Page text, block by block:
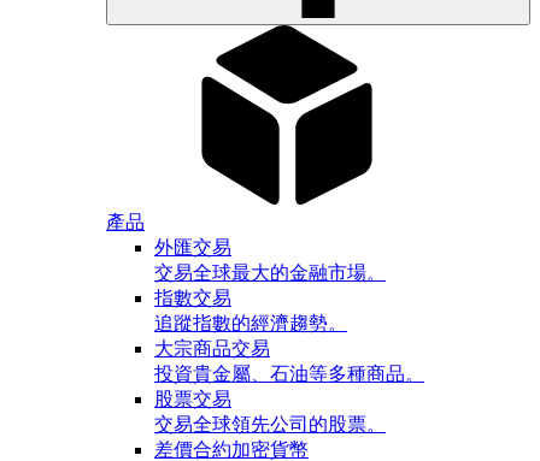
產品
外匯交易
交易全球最大的金融市場。
指數交易
追蹤指數的經濟趨勢。
大宗商品交易
投資貴金屬、石油等多種商品。
股票交易
交易全球領先公司的股票。
差價合約加密貨幣